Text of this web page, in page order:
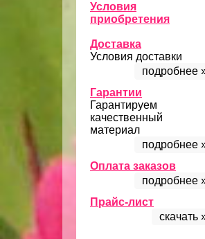
Условия
приобретения
Доставка
Условия доставки
подробнее
Гарантии
Гарантируем
качественный
материал
подробнее
Оплата заказов
подробнее
Прайс-лист
скачать